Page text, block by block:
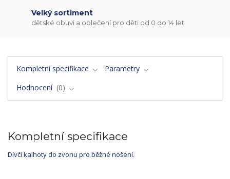
Velký sortiment
dětské obuvi a oblečení pro děti od 0 do 14 let
Kompletní specifikace
Parametry
Hodnocení
0
Kompletní specifikace
Dívčí kalhoty do zvonu pro běžné nošení.